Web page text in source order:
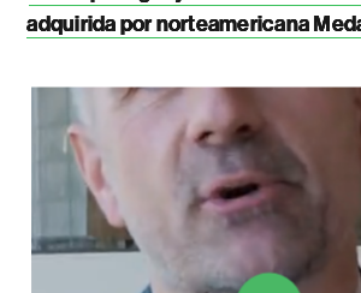
adquirida por norteamericana